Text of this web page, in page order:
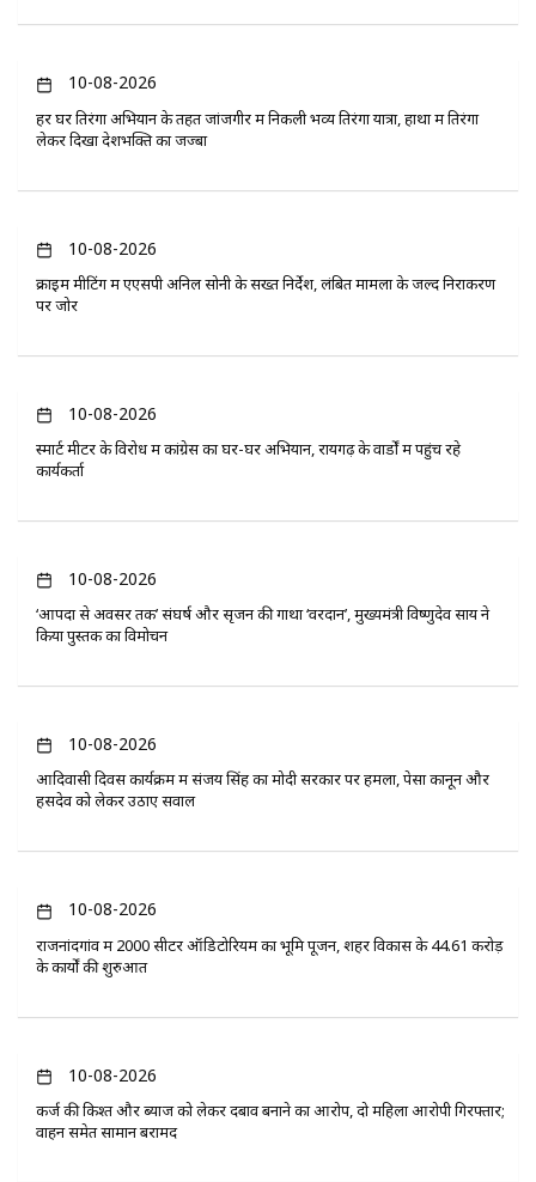
10-08-2026
हर घर तिरंगा अभियान के तहत जांजगीर में निकली भव्य तिरंगा यात्रा, हाथों में तिरंगा
लेकर दिखा देशभक्ति का जज्बा
10-08-2026
क्राइम मीटिंग में एएसपी अनिल सोनी के सख्त निर्देश, लंबित मामलों के जल्द निराकरण
पर जोर
10-08-2026
स्मार्ट मीटर के विरोध में कांग्रेस का घर-घर अभियान, रायगढ़ के वार्डों में पहुंच रहे
कार्यकर्ता
10-08-2026
‘आपदा से अवसर तक’ संघर्ष और सृजन की गाथा ‘वरदान’, मुख्यमंत्री विष्णुदेव साय ने
किया पुस्तक का विमोचन
10-08-2026
आदिवासी दिवस कार्यक्रम में संजय सिंह का मोदी सरकार पर हमला, पेसा कानून और
हसदेव को लेकर उठाए सवाल
10-08-2026
राजनांदगांव में 2000 सीटर ऑडिटोरियम का भूमि पूजन, शहर विकास के 44.61 करोड़
के कार्यों की शुरुआत
10-08-2026
कर्ज की किश्त और ब्याज को लेकर दबाव बनाने का आरोप, दो महिला आरोपी गिरफ्तार;
वाहन समेत सामान बरामद